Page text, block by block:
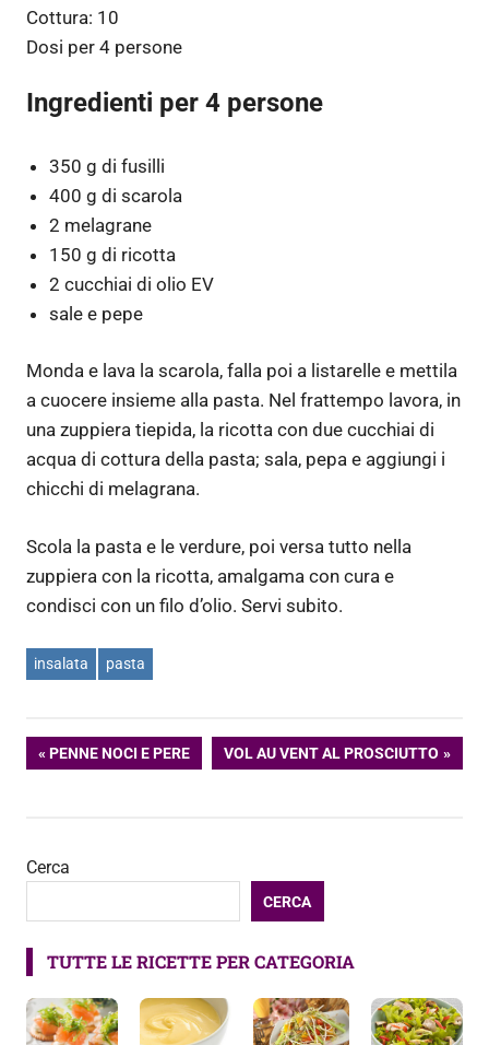
Cottura: 10
Dosi per 4 persone
Ingredienti per 4 persone
350 g di fusilli
400 g di scarola
2 melagrane
150 g di ricotta
2 cucchiai di olio EV
sale e pepe
Monda e lava la scarola, falla poi a listarelle e mettila
a cuocere insieme alla pasta. Nel frattempo lavora, in
una zuppiera tiepida, la ricotta con due cucchiai di
acqua di cottura della pasta; sala, pepa e aggiungi i
chicchi di melagrana.
Scola la pasta e le verdure, poi versa tutto nella
zuppiera con la ricotta, amalgama con cura e
condisci con un filo d’olio. Servi subito.
insalata pasta
Navigazione
ARTICOLO
PENNE NOCI E PERE
ARTICOLO
VOL AU VENT AL PROSCIUTTO
Cerca
CERCA
TUTTE LE RICETTE PER CATEGORIA